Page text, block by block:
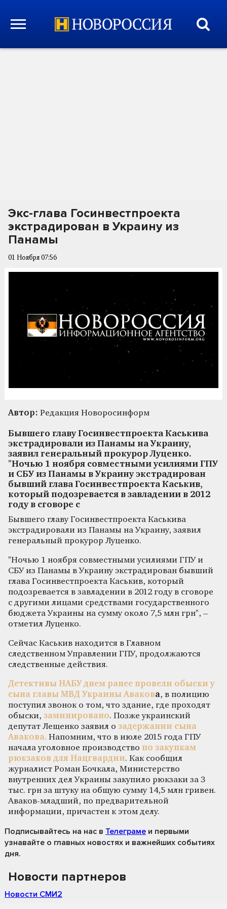
Экс-глава Госинвестпроекта
экстрадирован в Украину из
Панамы
01 Ноября 07:56
Автор: Редакция Новоросинформ
Бывшего главу Госинвестпроекта Каськива
экстрадировали из Панамы на Украину,
заявил генеральный прокурор Луценко.
"Ночью 1 ноября совместными усилиями ГПУ
и СБУ из Панамы в Украину экстрадирован
бывший глава Госинвестпроекта Каськив,
который подозревается в завладении в 2012
году в сговоре с
Бывшего главу Госинвестпроекта Каськива
экстрадировали из Панамы на Украину, заявил
генеральный прокурор Луценко.
"Ночью 1 ноября совместными усилиями ГПУ и
СБУ из Панамы в Украину экстрадирован бывший
глава Госинвестпроекта Каськив, который
подозревается в завладении в 2012 году в сговоре
с другими лицами средствами государственного
бюджета Украины на сумму около 7,5 млн грн", –
отметил Луценко.
Сейчас Каськив находится в Главном
следственном Управлении ГПУ, продолжаются
следственные действия.
Детективы НАБУ днем ранее провели обыски у
сына главы МВД Украины Авакова, в полицию
поступил звонок о том, что здание, где проходят
обыски, заминировано. Позже украинский
депутат Лещенко заявил о задержании сына
Авакова. Напомним, что в июле 2015 года ГПУ
начала уголовное производство по закупкам
рюкзаков для Нацгвардии. Как сообщил
журналист Роман Бочкала, Министерство
внутренних дел Украины закупило рюкзаки за 3
тыс. грн за штуку на общую сумму 14,5 млн гривен.
Аваков-младший, по предварительной
информации, причастен к этом делу.
Подписывайтесь на нас в Телеграме и первыми
узнавайте о главных новостях и важнейших событиях
дня.
Новости партнеров
Новости СМИ2